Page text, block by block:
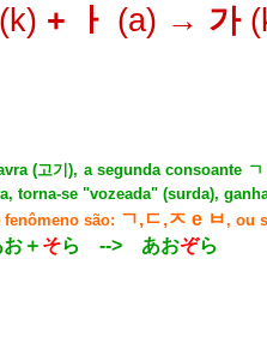
(k) + ㅏ (a) → 가
(고기), a segunda consoante
torna-se "vozeada" (surda),
são: ㄱ,ㄷ,ㅈ e ㅂ, ou
＋ そら --> あおぞら